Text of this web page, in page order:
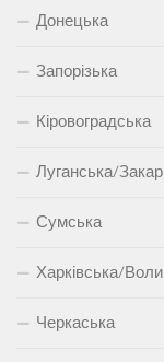
Донецька
Запорізька
Кіровоградська
Луганська/
Сумська
Харківська/
Черкаська